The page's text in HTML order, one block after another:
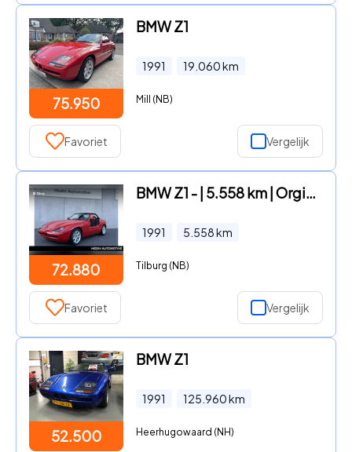
75.950
BMW Z1
1991 19.060km
Mill (NB)
Favoriet Vergelijk
72.880
BMW Z1 - | 5.558 km | Orgineel NL | 03-1991
1991 5.558km
Tilburg (NB)
Favoriet Vergelijk
52.500
BMW Z1
1991 125.960km
Heerhugowaard (NH)